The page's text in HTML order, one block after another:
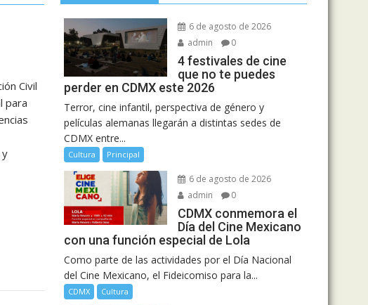
Civil
para
y
6 de agosto de 2026
admin
0
4 festivales de cine
que no te puedes
perder en CDMX este 2026
Terror, cine infantil, perspectiva de género y
películas alemanas llegarán a distintas sedes de
CDMX entre...
Cultura Principal
6 de agosto de 2026
admin
0
CDMX conmemora el
Día del Cine Mexicano
con una función especial de Lola
Como parte de las actividades por el Día Nacional
del Cine Mexicano, el Fideicomiso para la...
CDMX Cultura